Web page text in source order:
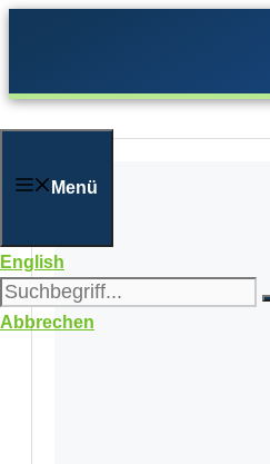
Menü
English
Abbrechen